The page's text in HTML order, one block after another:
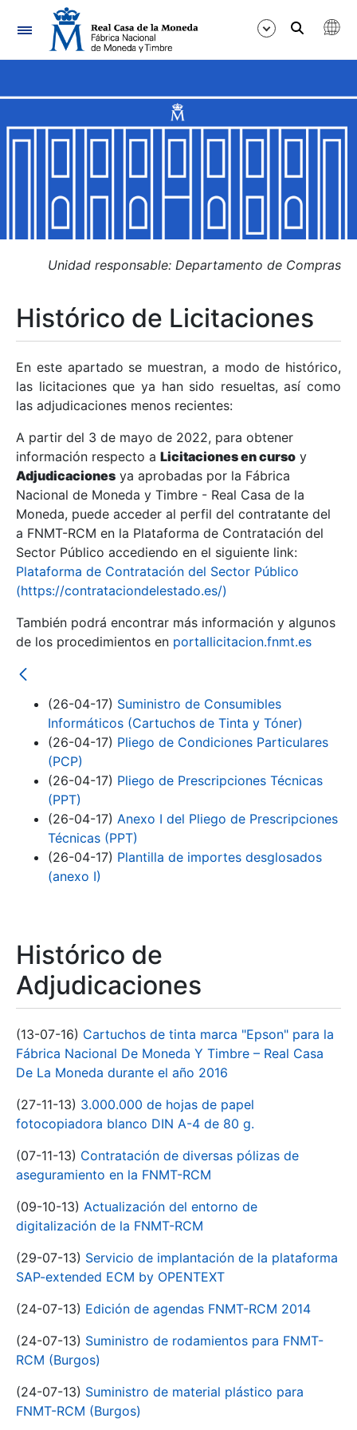
Navegación
Mostrar/Ocultar
Mostrar/Ocultar
Mostrar/Ocultar
Mostrar/Ocultar
Mostrar/Ocultar
Mostrar/Ocultar
Unidad responsable: Departamento de Compras
Histórico de Licitaciones
En este apartado se muestran, a modo de histórico,
las licitaciones que ya han sido resueltas, así como
las adjudicaciones menos recientes:
A partir del 3 de mayo de 2022, para obtener
información respecto a Licitaciones en curso y
Adjudicaciones ya aprobadas por la Fábrica
Nacional de Moneda y Timbre - Real Casa de la
Moneda, puede acceder al perfil del contratante del
a FNMT-RCM en la Plataforma de Contratación del
Sector Público accediendo en el siguiente link:
Plataforma de Contratación del Sector Público
(https://contrataciondelestado.es/)
También podrá encontrar más información y algunos
de los procedimientos en portallicitacion.fnmt.es
(26-04-17) Suministro de Consumibles
Informáticos (Cartuchos de Tinta y Tóner)
(26-04-17) Pliego de Condiciones Particulares
(PCP)
(26-04-17) Pliego de Prescripciones Técnicas
(PPT)
(26-04-17) Anexo I del Pliego de Prescripciones
Técnicas (PPT)
(26-04-17) Plantilla de importes desglosados
(anexo I)
Histórico de
Adjudicaciones
(13-07-16) Cartuchos de tinta marca "Epson" para la
Fábrica Nacional De Moneda Y Timbre – Real Casa
De La Moneda durante el año 2016
(27-11-13) 3.000.000 de hojas de papel
fotocopiadora blanco DIN A-4 de 80 g.
(07-11-13) Contratación de diversas pólizas de
aseguramiento en la FNMT-RCM
(09-10-13) Actualización del entorno de
digitalización de la FNMT-RCM
(29-07-13) Servicio de implantación de la plataforma
SAP-extended ECM by OPENTEXT
(24-07-13) Edición de agendas FNMT-RCM 2014
(24-07-13) Suministro de rodamientos para FNMT-
RCM (Burgos)
(24-07-13) Suministro de material plástico para
FNMT-RCM (Burgos)